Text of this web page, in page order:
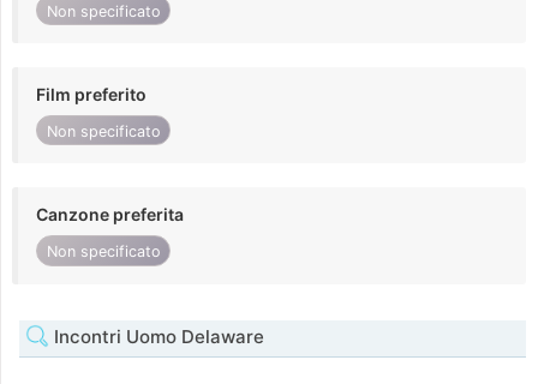
Non specificato
Film preferito
Non specificato
Canzone preferita
Non specificato
Incontri Uomo Delaware